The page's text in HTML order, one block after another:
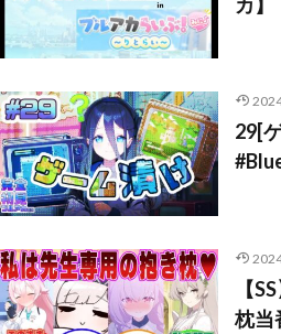
29[
【
枕当